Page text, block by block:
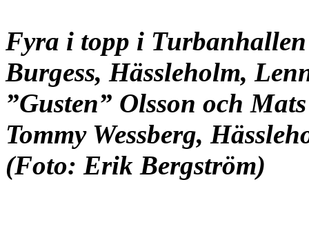
Fyra i topp i
Burgess, Hässleholm,
”Gusten” Olsson och
Tommy Wessberg,
(Foto: Erik Bergström)